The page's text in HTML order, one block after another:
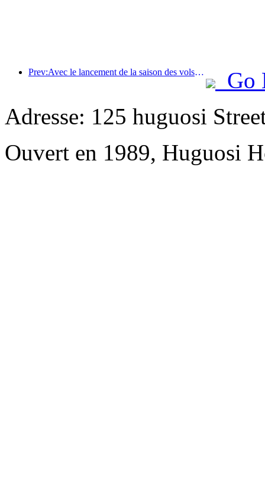
Prev:Avec le lancement de la saison des vols été-automne, les trois aéroports de l'île de Hainan ont ajouté 41 nouvelles destinations.
Go
Adresse: 125 huguosi
Ouvert en 1989, Huguosi